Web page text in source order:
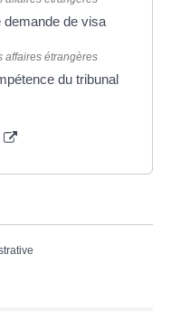
demande de visa
affaires étrangères
du tribunal